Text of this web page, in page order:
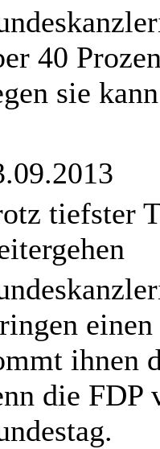
40
sie
tiefster
ihnen
die FDP